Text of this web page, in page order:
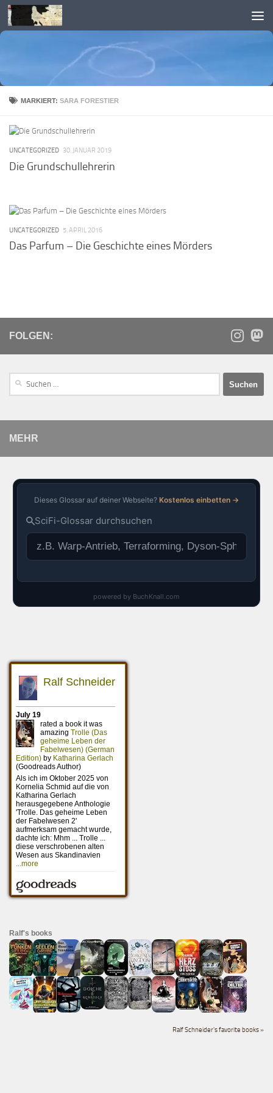
Skip to content
MARKIERT:SARA FORESTIER
UNCATEGORIZED 30. JANUAR 2019
Die Grundschullehrerin
UNCATEGORIZED 5. APRIL 2016
Das Parfum – Die Geschichte eines Mörders
FOLGEN:
MEHR
Ralf's books
Ralf Schneider's favorite books »